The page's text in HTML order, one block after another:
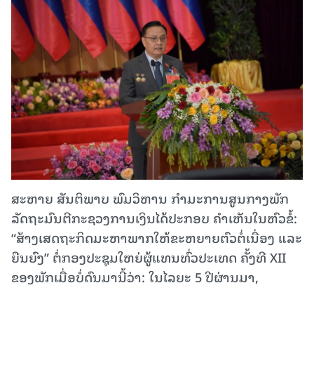
ສະຫາຍ ສັນຕິພາບ ພົມວິຫານ ກຳມະການສູນກາງພັກ
ລັດຖະມົນຕີກະຊວງການເງິນໄດ້ປະກອບ ຄໍາເຫັນໃນຫົວຂໍ້:
“ສ້າງເສດຖະກິດມະຫາພາກໃຫ້ຂະຫຍາຍຕົວຕໍ່ເນື່ອງ ແລະ
ຍືນຍົງ” ຕໍ່ກອງປະຊຸມໃຫຍ່ຜູ້ແທນທົ່ວປະເທດ ຄັ້ງທີ XII
ຂອງພັກເມື່ອບໍ່ດົນມານີ້ວ່າ: ໃນໄລຍະ 5 ປີຜ່ານມາ,